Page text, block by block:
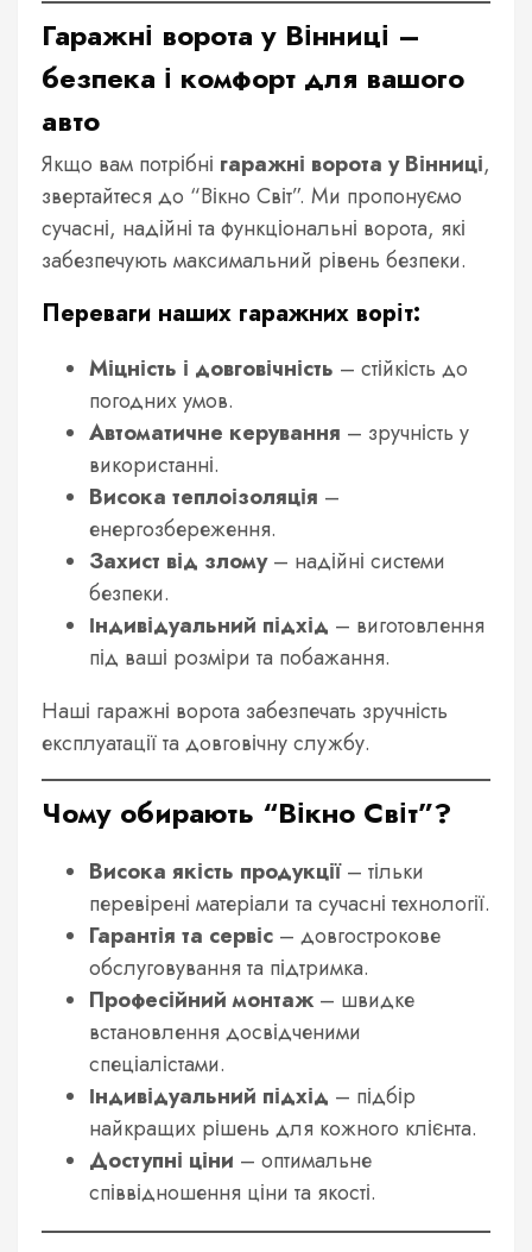
Гаражні ворота у Вінниці –
безпека і комфорт для вашого
авто
Якщо вам потрібні гаражні ворота у Вінниці,
звертайтеся до “Вікно Світ”. Ми пропонуємо
сучасні, надійні та функціональні ворота, які
забезпечують максимальний рівень безпеки.
Переваги наших гаражних воріт:
Міцність і довговічність – стійкість до
погодних умов.
Автоматичне керування – зручність у
використанні.
Висока теплоізоляція –
енергозбереження.
Захист від злому– надійні системи
безпеки.
Індивідуальний підхід – виготовлення
під ваші розміри та побажання.
Наші гаражні ворота забезпечать зручність
експлуатації та довговічну службу.
Чому обирають “Вікно Світ”?
Висока якість продукції– тільки
перевірені матеріали та сучасні технології.
Гарантія та сервіс – довгострокове
обслуговування та підтримка.
Професійний монтаж – швидке
встановлення досвідченими
спеціалістами.
Індивідуальний підхід – підбір
найкращих рішень для кожного клієнта.
Доступні ціни – оптимальне
співвідношення ціни та якості.